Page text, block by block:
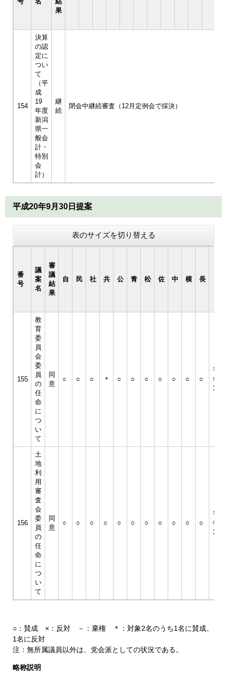
果
154
決算
の認
定に
つい
て
（平
成
19
年度
新潟
県一
般会
計・
特別
会
計）
継
続
閉会中継続審査（12月定例会で採決）
平成20年9月30日提案
表のサイズを切り替える
番
号
議
案
名
審
議
結
果
自 民 社 共 公 青 松 佐 中 横 長
155
教
育
委
員
会
委
員
の
任
命
に
つ
い
て
同
意
○ ○ ○ ＊ ○ ○ ○ ○ ○ ○ ○
平成
年9
30日
156
土
地
利
用
審
査
会
委
員
の
任
命
に
つ
い
て
同
意
○ ○ ○ ○ ○ ○ ○ ○ ○ ○ ○
平成
年9
30日
○：賛成 ×：反対 －：棄権 ＊：対象2名のうち1名に賛成、
1名に反対
注：無所属議員以外は、党会派としての状況である。
略称説明